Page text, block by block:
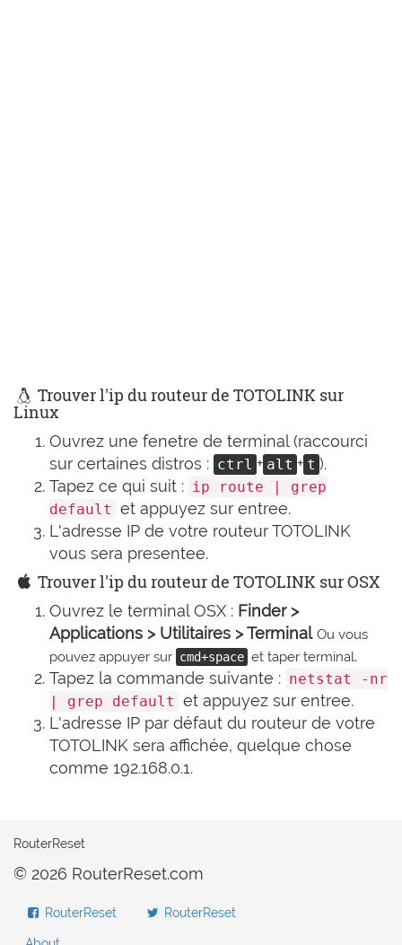
Trouver l'ip du routeur de TOTOLINK sur
Linux
Ouvrez une fenetre de terminal (raccourci
sur certaines distros : ctrl + alt + t ).
Tapez ce qui suit : ip route | grep
default et appuyez sur entree.
L'adresse IP de votre routeur TOTOLINK
vous sera presentee.
Trouver l'ip du routeur de TOTOLINK sur OSX
Ouvrez le terminal OSX : Finder >
Applications > Utilitaires > Terminal Ou vous
pouvez appuyer sur cmd+space et taper terminal.
Tapez la commande suivante : netstat -nr
| grep default et appuyez sur entree.
L'adresse IP par défaut du routeur de votre
TOTOLINK sera affichée, quelque chose
comme 192.168.0.1.
RouterReset
© 2026 RouterReset.com
RouterReset RouterReset